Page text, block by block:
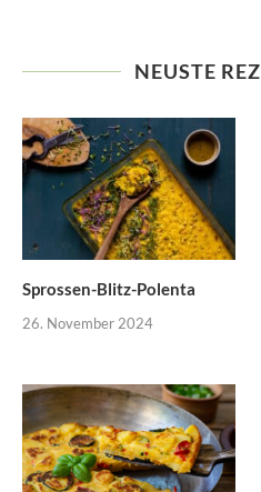
NEUSTE
Sprossen-Blitz-Polenta
26. November 2024